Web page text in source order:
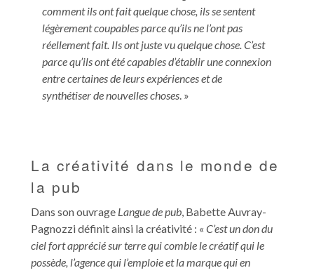
comment ils ont fait quelque chose, ils se sentent
légèrement coupables parce qu’ils ne l’ont pas
réellement fait. Ils ont juste vu quelque chose. C’est
parce qu’ils ont été capables d’établir une connexion
entre certaines de leurs expériences et de
synthétiser de nouvelles choses . »
La créativité dans le monde de
la pub
Dans son ouvrage Langue de pub , Babette Auvray-
Pagnozzi définit ainsi la créativité : «C’est un don du
ciel fort apprécié sur terre qui comble le créatif qui le
possède, l’agence qui l’emploie et la marque qui en